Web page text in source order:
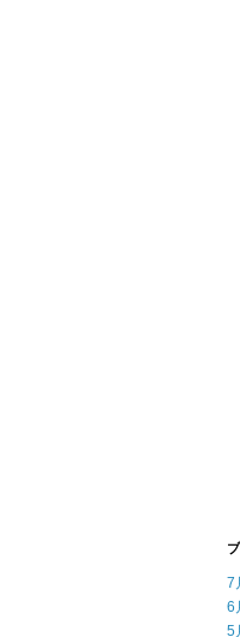
7
6
5